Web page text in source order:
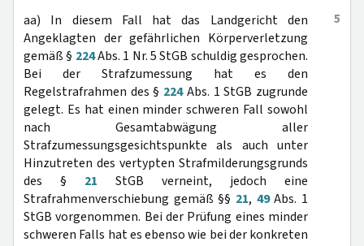
5
aa) In diesem Fall hat das Landgericht den
Angeklagten der gefährlichen Körperverletzung
gemäß § 224Abs. 1 Nr. 5 StGB schuldig gesprochen.
Bei der Strafzumessung hat es den
Regelstrafrahmen des § 224Abs. 1 StGB zugrunde
gelegt. Es hat einen minder schweren Fall sowohl
nach Gesamtabwägung aller
Strafzumessungsgesichtspunkte als auch unter
Hinzutreten des vertypten Strafmilderungsgrunds
des § 21 StGB verneint, jedoch eine
Strafrahmenverschiebung gemäß §§ 21, 49Abs. 1
StGB vorgenommen. Bei der Prüfung eines minder
schweren Falls hat es ebenso wie bei der konkreten